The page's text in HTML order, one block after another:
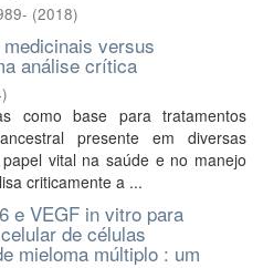
(2018)
versus
análise crítica
)
como base para tratamentos
presente em diversas
vital na saúde e no manejo
criticamente a ...
e VEGF in vitro para
de células
mieloma múltiplo : um